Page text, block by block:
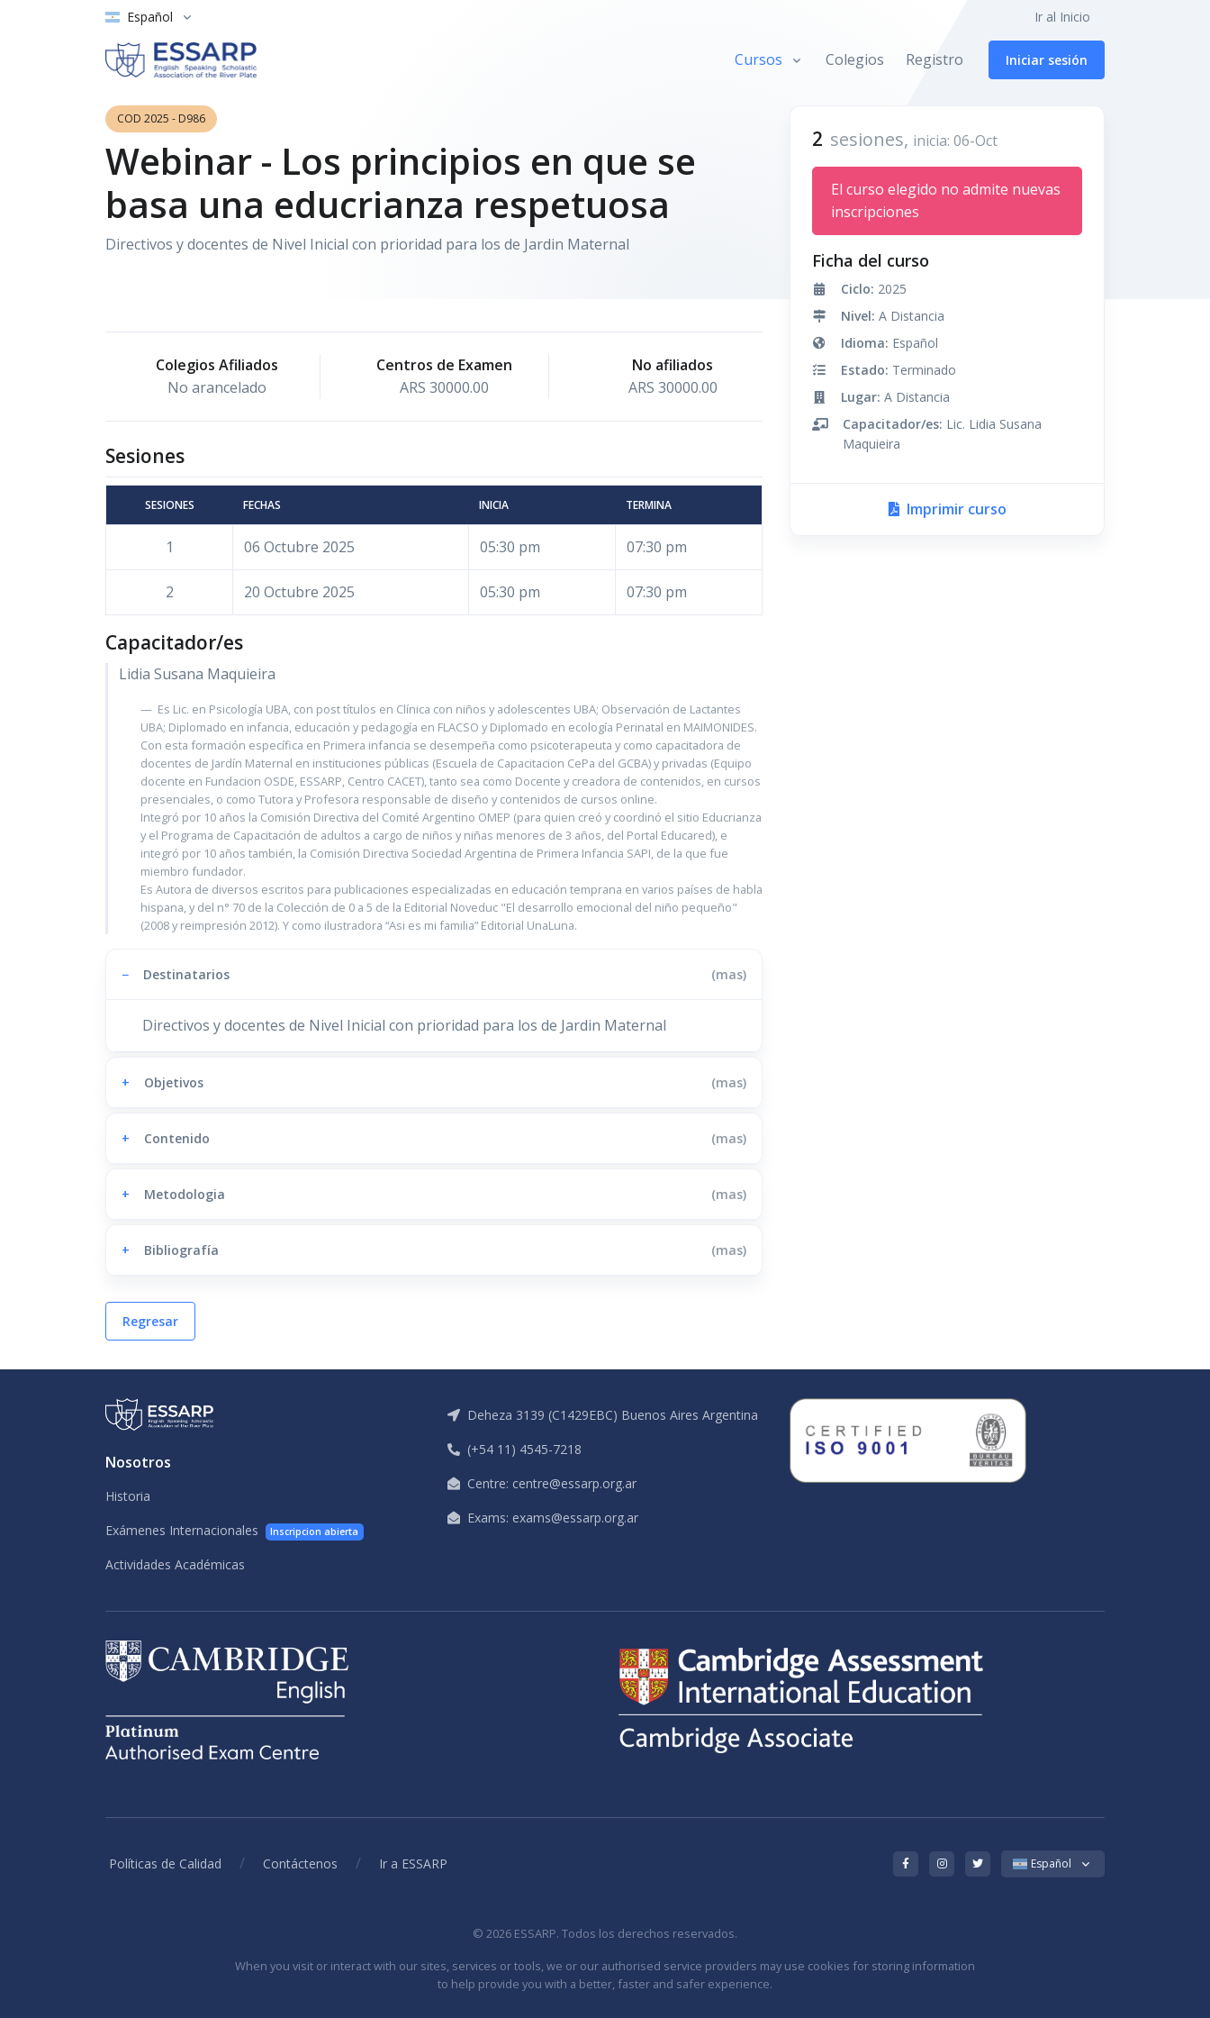
Español Ir al Inicio
Cursos Colegios Registro Iniciar sesión
COD 2025 - D986
Webinar - Los principios en que se
basa una educrianza respetuosa
Directivos y docentes de Nivel Inicial con prioridad para los de Jardin Maternal
2 sesiones, inicia: 06-Oct
El curso elegido no admite nuevas
inscripciones
Ficha del curso
Ciclo: 2025
Nivel: A Distancia
Idioma: Español
Estado: Terminado
Lugar: A Distancia
Capacitador/es: Lic. Lidia Susana
Maquieira
Imprimir curso
Colegios Afiliados
No arancelado
Centros de Examen
ARS 30000.00
No afiliados
ARS 30000.00
Sesiones
SESIONES FECHAS INICIA TERMINA
1 06 Octubre 2025 05:30 pm 07:30 pm
2 20 Octubre 2025 05:30 pm 07:30 pm
Capacitador/es
Lidia Susana Maquieira
Es Lic. en Psicología UBA, con post títulos en Clínica con niños y adolescentes UBA; Observación de Lactantes
UBA; Diplomado en infancia, educación y pedagogía en FLACSO y Diplomado en ecología Perinatal en MAIMONIDES.
Con esta formación específica en Primera infancia se desempeña como psicoterapeuta y como capacitadora de
docentes de Jardín Maternal en instituciones públicas (Escuela de Capacitacion CePa del GCBA) y privadas (Equipo
docente en Fundacion OSDE, ESSARP, Centro CACET), tanto sea como Docente y creadora de contenidos, en cursos
presenciales, o como Tutora y Profesora responsable de diseño y contenidos de cursos online.
Integró por 10 años la Comisión Directiva del Comité Argentino OMEP (para quien creó y coordinó el sitio Educrianza
y el Programa de Capacitación de adultos a cargo de niños y niñas menores de 3 años, del Portal Educared), e
integró por 10 años también, la Comisión Directiva Sociedad Argentina de Primera Infancia SAPI, de la que fue
miembro fundador.
Es Autora de diversos escritos para publicaciones especializadas en educación temprana en varios países de habla
hispana, y del n° 70 de la Colección de 0 a 5 de la Editorial Noveduc "El desarrollo emocional del niño pequeño"
(2008 y reimpresión 2012). Y como ilustradora “Asi es mi familia” Editorial UnaLuna.
− Destinatarios (mas)
Directivos y docentes de Nivel Inicial con prioridad para los de Jardin Maternal
+ Objetivos (mas)
+ Contenido (mas)
+ Metodologia (mas)
+ Bibliografía (mas)
Regresar
Nosotros
Historia
Exámenes Internacionales
Inscripcion abierta
Actividades Académicas
Deheza 3139 (C1429EBC) Buenos Aires Argentina
(+54 11) 4545-7218
Centre: centre@essarp.org.ar
Exams: exams@essarp.org.ar
Políticas de Calidad / Contáctenos / Ir a ESSARP Español
© 2026 ESSARP. Todos los derechos reservados.
When you visit or interact with our sites, services or tools, we or our authorised service providers may use cookies for storing information
to help provide you with a better, faster and safer experience.